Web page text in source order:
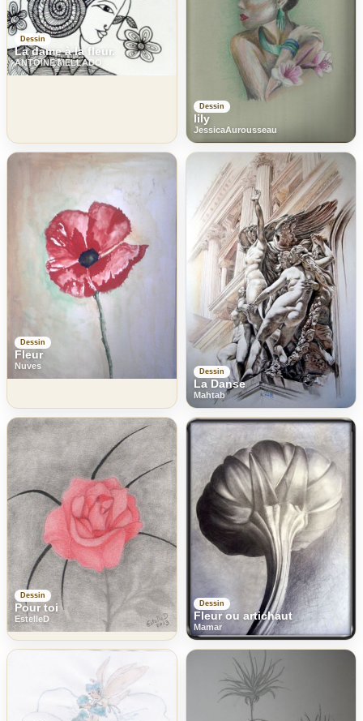
Dessin
La dame à la fleur.
ANTOINE MELLADO
Dessin
lily
JessicaAurousseau
Dessin
Fleur
Nuves
Dessin
La Danse
Mahtab
Dessin
Pour toi
EstelleD
Dessin
Fleur ou artichaut
Mamar